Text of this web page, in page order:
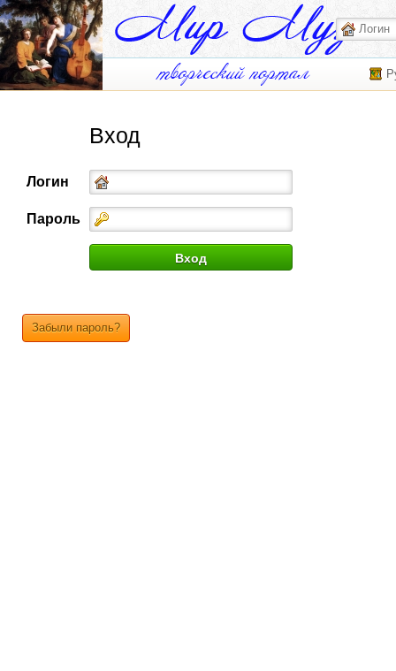
Вход
Логин
Пароль
Забыли пароль?